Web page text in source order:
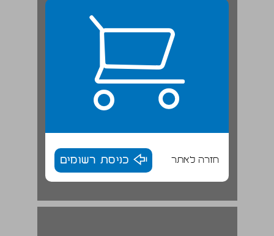
חזרה לאתר כניסת רשומים